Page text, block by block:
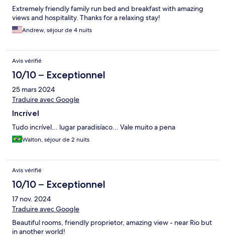
Extremely friendly family run bed and breakfast with amazing
views and hospitality. Thanks for a relaxing stay!
Andrew, séjour de 4 nuits
Avis vérifié
10/10 – Exceptionnel
25 mars 2024
Traduire avec Google
Incrível
Tudo incrível... lugar paradisíaco... Vale muito a pena
Walton, séjour de 2 nuits
Avis vérifié
10/10 – Exceptionnel
17 nov. 2024
Traduire avec Google
Beautiful rooms, friendly proprietor, amazing view - near Rio but
in another world!